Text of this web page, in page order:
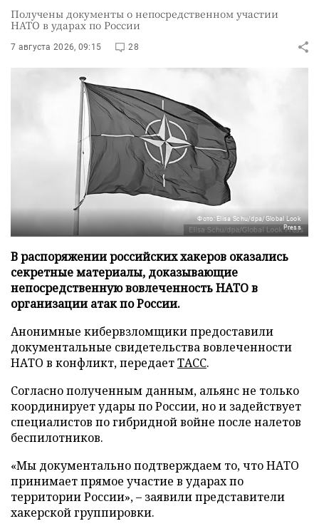
Получены документы о непосредственном участии
НАТО в ударах по России
7 августа 2026, 09:15 28
Фото: Elisa Schu/dpa/Global Look
Press
В распоряжении российских хакеров оказались
секретные материалы, доказывающие
непосредственную вовлеченность НАТО в
организации атак по России.
Анонимные кибервзломщики предоставили
документальные свидетельства вовлеченности
НАТО в конфликт, передаетТАСС.
Согласно полученным данным, альянс не только
координирует удары по России, но и задействует
специалистов по гибридной войне после налетов
беспилотников.
«Мы документально подтверждаем то, что НАТО
принимает прямое участие в ударах по
территории России», – заявили представители
хакерской группировки.